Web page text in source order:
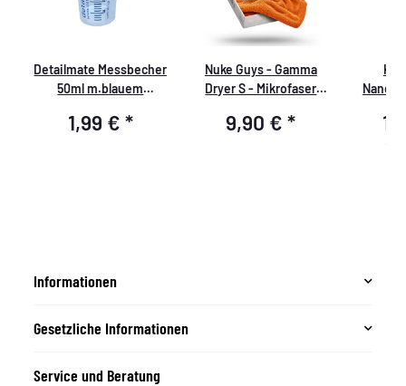
Detailmate Messbecher
50ml m.blauem
1,99 € *
Nuke Guys - Gamma
Dryer S - Mikrofaser
GSM - orange 40 x 40
9,90 €*
Informationen
Gesetzliche Informationen
Service und Beratung